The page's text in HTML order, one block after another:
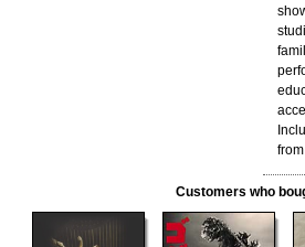
Customers who